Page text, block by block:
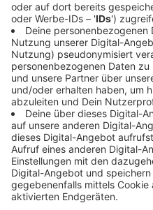
Politiker bei uns zu
besonderen Video-
keine einzige Frage
einfach fünf Dinge in die
das erzählt, was ihm als
Standardantworten, keine
sondern ganz persönliche
für"!
Anzeige